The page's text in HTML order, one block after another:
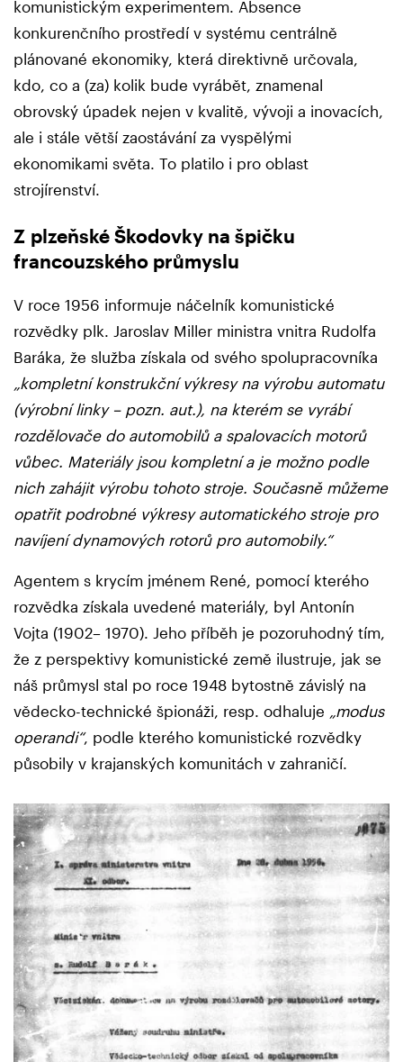
komunistickým experimentem. Absence
konkurenčního prostředí v systému centrálně
plánované ekonomiky, která direktivně určovala,
kdo, co a (za) kolik bude vyrábět, znamenal
obrovský úpadek nejen v kvalitě, vývoji a inovacích,
ale i stále větší zaostávání za vyspělými
ekonomikami světa. To platilo i pro oblast
strojírenství.
Z plzeňské Škodovky na špičku
francouzského průmyslu
V roce 1956 informuje náčelník komunistické
rozvědky plk. Jaroslav Miller ministra vnitra Rudolfa
Baráka, že služba získala od svého spolupracovníka
„kompletní konstrukční výkresy na výrobu automatu
(výrobní linky – pozn. aut.), na kterém se vyrábí
rozdělovače do automobilů a spalovacích motorů
vůbec. Materiály jsou kompletní a je možno podle
nich zahájit výrobu tohoto stroje. Současně můžeme
opatřit podrobné výkresy automatického stroje pro
navíjení dynamových rotorů pro automobily.“
Agentem s krycím jménem René, pomocí kterého
rozvědka získala uvedené materiály, byl Antonín
Vojta (1902– 1970). Jeho příběh je pozoruhodný tím,
že z perspektivy komunistické země ilustruje, jak se
náš průmysl stal po roce 1948 bytostně závislý na
vědecko-technické špionáži, resp. odhaluje
„modus
operandi“, podle kterého komunistické rozvědky
působily v krajanských komunitách v zahraničí.